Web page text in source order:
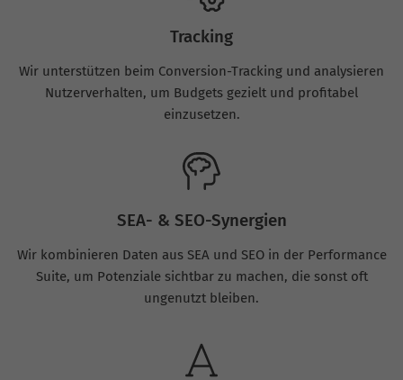
Tracking
Wir unterstützen beim Conversion-Tracking und analysieren
Nutzerverhalten, um Budgets gezielt und profitabel
einzusetzen.
SEA- & SEO-Synergien
Wir kombinieren Daten aus SEA und SEO in der Performance
Suite, um Potenziale sichtbar zu machen, die sonst oft
ungenutzt bleiben.